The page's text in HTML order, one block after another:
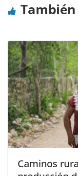
Caminos